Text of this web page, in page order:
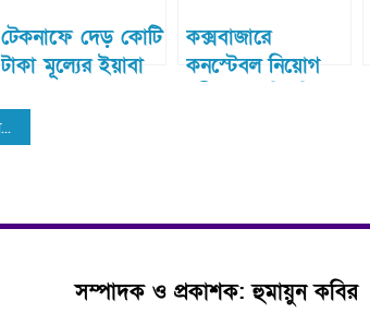
টেকনাফে দেড় কোটি
টাকা মূল্যের ইয়াবা
কক্সবাজারে
কনস্টেবল নিয়োগ
নগরীর আবেদিন কলোনিতে সাবেক প্রধানমন্ত্রী প্রয়াত বেগম খালেদা জিয়া এর মাগফিরাত কামনায় দোয়া মাহফিল ও মোনাজাত অনুষ্ঠিত
সম্পাদক ও প্রকাশক: হুমায়ুন কবির